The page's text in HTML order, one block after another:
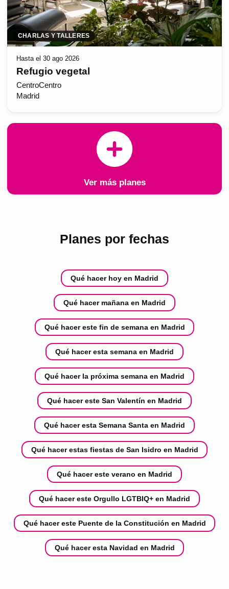
CHARLAS Y TALLERES
Hasta el 30 ago 2026
Refugio vegetal
CentroCentro
Madrid
Ver más planes
Planes por fechas
Qué hacer hoy en Madrid
Qué hacer mañana en Madrid
Qué hacer este fin de semana en Madrid
Qué hacer esta semana en Madrid
Qué hacer la próxima semana en Madrid
Qué hacer este San Valentín en Madrid
Qué hacer esta Semana Santa en Madrid
Qué hacer estas fiestas de San Isidro en Madrid
Qué hacer este verano en Madrid
Qué hacer este Orgullo LGTBIQ+ en Madrid
Qué hacer este Puente de la Constitución en Madrid
Qué hacer esta Navidad en Madrid